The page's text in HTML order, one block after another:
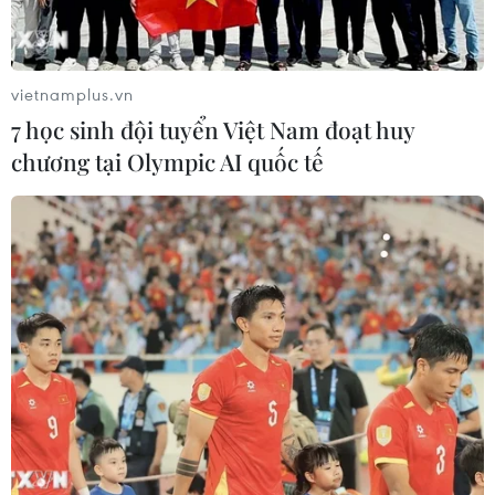
Theo dõi VietnamPlus
vietnamplus.vn
7 học sinh đội tuyển Việt Nam đoạt huy
chương tại Olympic AI quốc tế